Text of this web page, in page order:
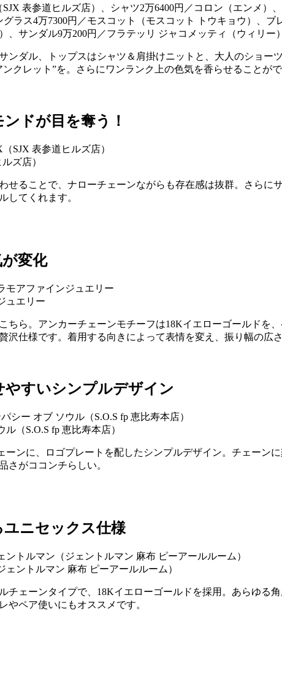
表参道ヒルズ店）、シャツ2万6400円／コロン（エンメ）
グラス4万7300円／モスコット（モスコット トウキョウ）、
、サンダル9万200円／フラテッリ ジャコメッティ（ウィリー）
ンダル、トップスはシャツ＆肩掛けニットと、大人のショ
クレット”を。さらにワンランク上の色気を香らせることがで
ドが目を奪う！
ズ店）
せることで、ナローチェーンながらも存在感は抜群。さら
してくれます。
変化
ュエリー
ちら。アンカーチェーンモチーフは18Kイエローゴールドを
沢仕様です。着用する向きによって表情を変え、振り幅の広さ
すいシンプルデザイン
（S.O.S fp 恵比寿本店）
ーンに、ロゴプレートを配したシンプルデザイン。チェーン
さがココンチらしい。
ニセックス仕様
ントルマン 麻布 ピーアールルーム）
チェーンタイプで、18Kイエローゴールドを採用。あらゆる
やペア使いにもオススメです。